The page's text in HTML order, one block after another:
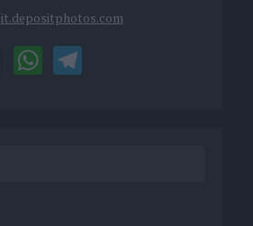
it.depositphotos.com